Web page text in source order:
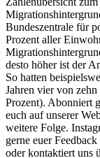
Bundeszentrale für
Prozent aller
desto höher ist der
So hatten
Jahren vier von
Prozent). Abonniert
euch auf unserer
weitere Folge.
gerne euer
oder kontaktiert uns